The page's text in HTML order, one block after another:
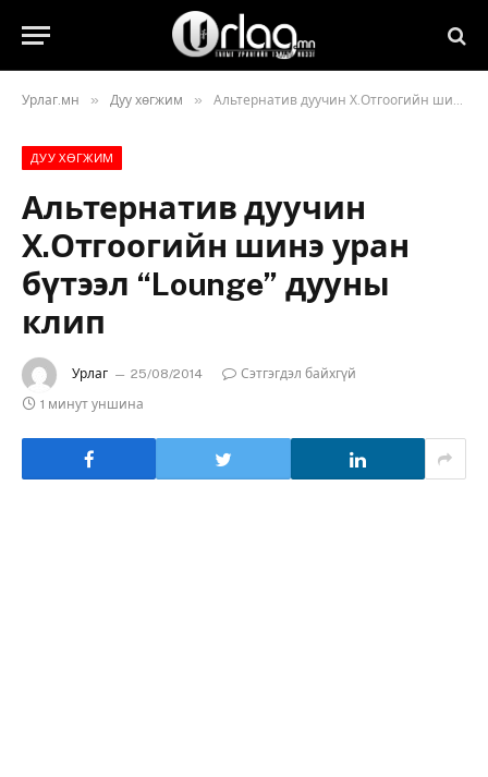
Урлаг.мн » Дуу хөгжим » Альтернатив дуучин Х.Отгоогийн шинэ уран бүтээл “Lounge” дууны клип
ДУУ ХӨГЖИМ
Альтернатив дуучин
Х.Отгоогийн шинэ уран
бүтээл “Lounge” дууны
клип
Урлаг 25/08/2014
Сэтгэгдэл байхгүй
1 минут уншина